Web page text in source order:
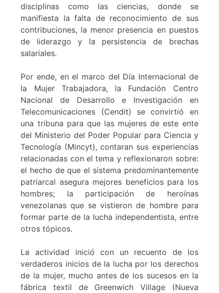
disciplinas como las ciencias, donde se
manifiesta la falta de reconocimiento de sus
contribuciones, la menor presencia en puestos
de liderazgo y la persistencia de brechas
salariales.
Por ende, en el marco del Día Internacional de
la Mujer Trabajadora, la Fundación Centro
Nacional de Desarrollo e Investigación en
Telecomunicaciones (Cendit) se convirtió en
una tribuna para que las mujeres de este ente
del Ministerio del Poder Popular para Ciencia y
Tecnología (Mincyt), contaran sus experiencias
relacionadas con el tema y reflexionaron sobre:
el hecho de que el sistema predominantemente
patriarcal asegura mejores beneficios para los
hombres; la participación de heroínas
venezolanas que se vistieron de hombre para
formar parte de la lucha independentista, entre
otros tópicos.
La actividad inició con un recuento de los
verdaderos inicios de la lucha por los derechos
de la mujer, mucho antes de los sucesos en la
fábrica textil de Greenwich Village (Nueva